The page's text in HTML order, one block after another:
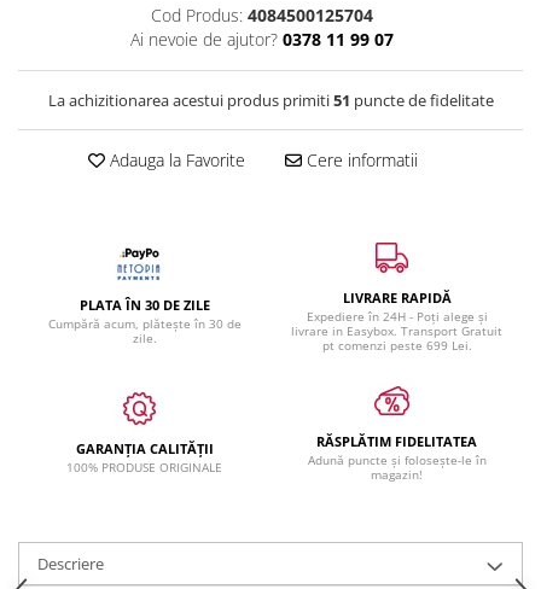
Cod Produs: 4084500125704
Ai nevoie de ajutor? 0378 11 99 07
La achizitionarea acestui produs primiti51 puncte de fidelitate
Adauga la Favorite Cere informatii
PLATA ÎN 30 DE ZILE
Cumpără acum, plătește în 30 de
zile.
LIVRARE RAPIDĂ
Expediere în 24H - Poți alege și
livrare in Easybox. Transport Gratuit
pt comenzi peste 699 Lei.
GARANȚIA CALITĂȚII
100% PRODUSE ORIGINALE
RĂSPLĂTIM FIDELITATEA
Adună puncte și folosește-le în
magazin!
Descriere